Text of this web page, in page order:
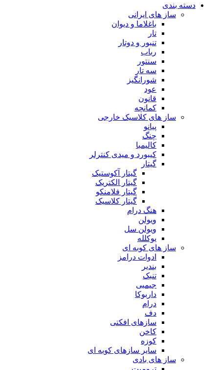
دسته بندی
ساز های ایرانی
باغلاما و دیوان
تار
تنبور و دوتار
رباب
سنتور
سه تار
شورانگیز
عود
قانون
کمانچه
ساز های کلاسیک خارجی
پیانو
چنگ
کالیمبا
کیبورد و میدی کنترلر
گیتار
گیتار آکوستیک
گیتار الکتریک
گیتار فلامنکو
گیتار کلاسیک
هنگ درام
ویولن
ویولن سل
یوکلله
ساز های کوبه ای
ادوات درامز
بندیر
تنبک
جیمبی
داربوکا
درام
دف
سازهای افکتی
کاخن
کوزه
سایر سازهای کوبه ای
ساز های بادی